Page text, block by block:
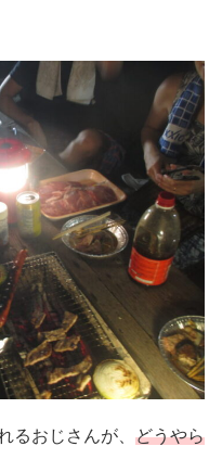
るおじさんが、 どうやら